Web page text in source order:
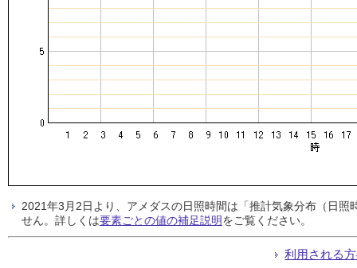
2021年3月2日より、アメダスの日照時間は「推計気象分布（日
せん。詳しくは要素ごとの値の補足説明をご覧ください。
利用される